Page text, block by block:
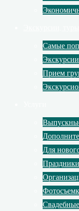
Самые
Прием
Для